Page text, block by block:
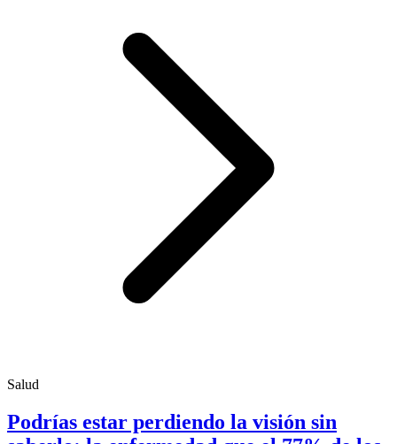
Salud
Podrías estar perdiendo la visión sin